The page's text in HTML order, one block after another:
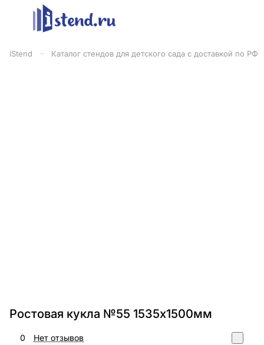
iStend Каталог стендов для детского сада с доставкой по РФ
Ростовая кукла №55 1535х1500мм
0 Нет отзывов